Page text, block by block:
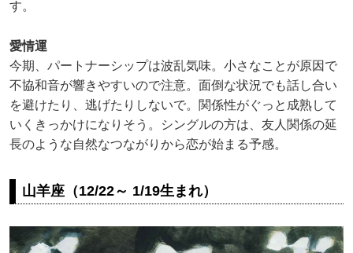
す。
愛情運
今期、パートナーシップは波乱気味。小さなことが原因で
不協和音が響きやすいので注意。面倒な状況でも話し合い
を避けたり、逃げたりしないで。関係性がぐっと成熟して
いくきっかけになりそう。シングルの方は、友人関係の延
長のような自然なつながりから恋が始まる予感。
山羊座（12/22～ 1/19生まれ）